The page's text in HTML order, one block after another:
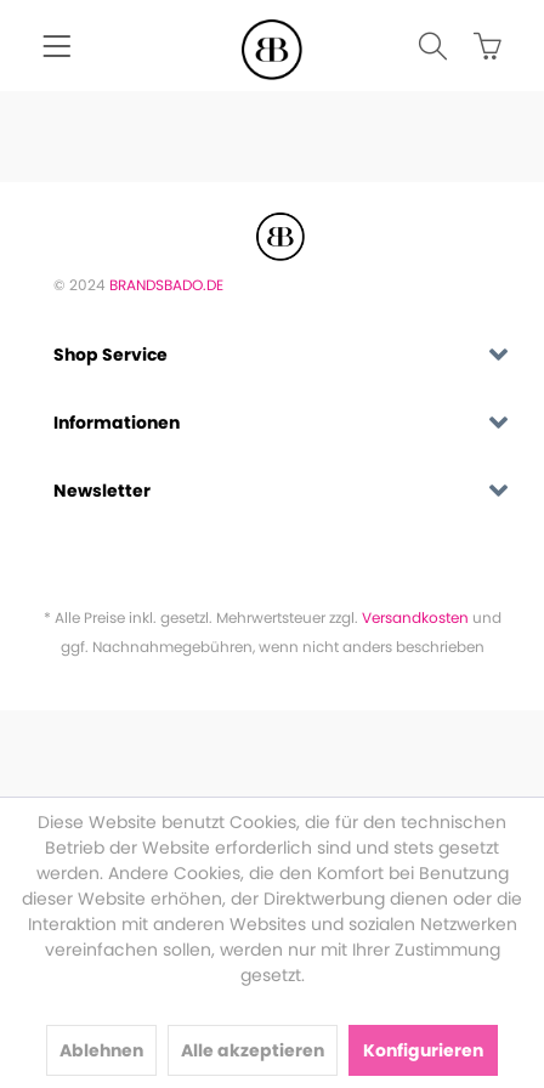
© 2024 BRANDSBADO.DE
Shop Service
Informationen
Newsletter
* Alle Preise inkl. gesetzl. Mehrwertsteuer zzgl. Versandkosten und
ggf. Nachnahmegebühren, wenn nicht anders beschrieben
Diese Website benutzt Cookies, die für den technischen
Betrieb der Website erforderlich sind und stets gesetzt
werden. Andere Cookies, die den Komfort bei Benutzung
dieser Website erhöhen, der Direktwerbung dienen oder die
Interaktion mit anderen Websites und sozialen Netzwerken
vereinfachen sollen, werden nur mit Ihrer Zustimmung
gesetzt.
Ablehnen Alle akzeptieren Konfigurieren